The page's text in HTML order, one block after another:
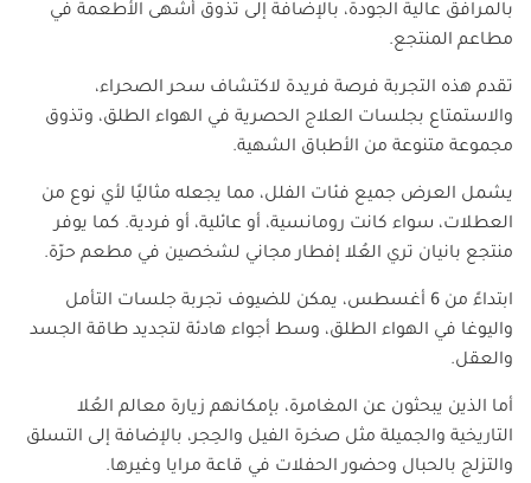
بالمرافق عالية الجودة، بالإضافة إلى تذوق أشهى الأطعمة في
مطاعم المنتجع.
تقدم هذه التجربة فرصة فريدة لاكتشاف سحر الصحراء،
والاستمتاع بجلسات العلاج الحصرية في الهواء الطلق، وتذوق
مجموعة متنوعة من الأطباق الشهية.
يشمل العرض جميع فئات الفلل، مما يجعله مثاليًا لأي نوع من
العطلات، سواء كانت رومانسية، أو عائلية، أو فردية. كما يوفر
منتجع بانيان تري العُلا إفطار مجاني لشخصين في مطعم حرّة.
ابتداءً من 6 أغسطس، يمكن للضيوف تجربة جلسات التأمل
واليوغا في الهواء الطلق، وسط أجواء هادئة لتجديد طاقة الجسد
والعقل.
أما الذين يبحثون عن المغامرة، بإمكانهم زيارة معالم العُلا
التاريخية والجميلة مثل صخرة الفيل والحِجر، بالإضافة إلى التسلق
والتزلج بالحبال وحضور الحفلات في قاعة مرايا وغيرها.